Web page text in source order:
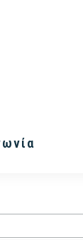
στα Inner